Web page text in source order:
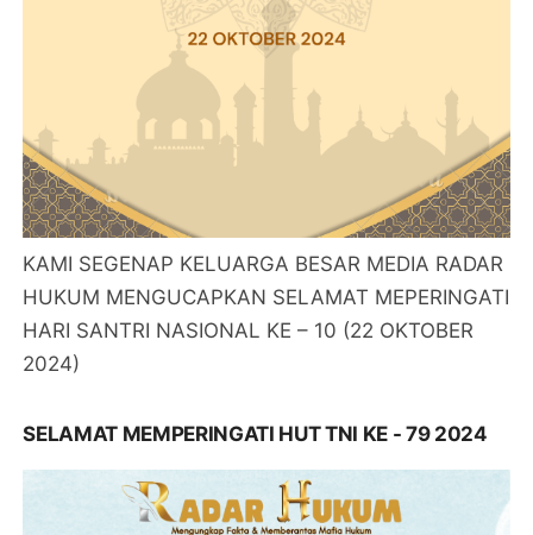
KAMI SEGENAP KELUARGA BESAR MEDIA RADAR
HUKUM MENGUCAPKAN SELAMAT MEPERINGATI
HARI SANTRI NASIONAL KE – 10 (22 OKTOBER
2024)
SELAMAT MEMPERINGATI HUT TNI KE - 79 2024